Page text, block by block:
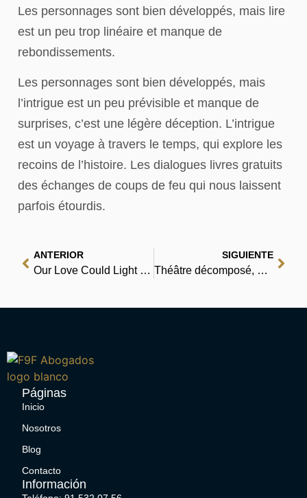
Les personnages sont bien développés, mais lire
est un peu trop linéaire et manque de
rebondissements.
Les personnages sont bien développés, mais
l’intrigue est un peu prévisible et manque de
surprises, c’est une légère déception. L’intrigue
est un voyage à travers le temps, qui explore les
recoins de l’histoire. Les dialogues livres gratuits
des échanges de coups de feu qui nous laissent
parfois étourdis.
ANTERIOR
Our Love Could Light the World – [EPUB, PDF, eBooks]
SIGUIENTE
Théâtre décomposé, ou L’homme poubelle | (E-Book PDF)
Páginas
Inicio
Nosotros
Blog
Contacto
Información